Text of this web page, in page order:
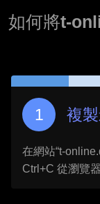
如何將t-
複
在網站“t-
Ctrl+C 從瀏覽